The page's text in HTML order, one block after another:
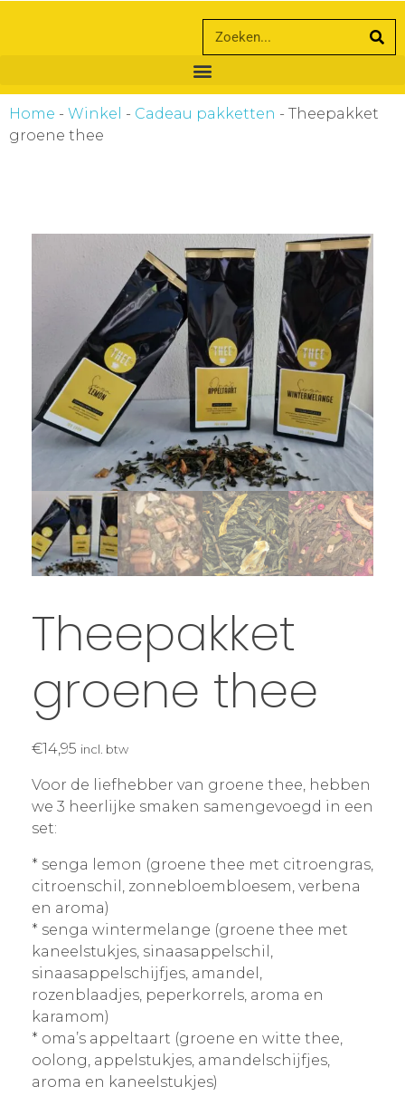
Home - Winkel - Cadeau pakketten - Theepakket
groene thee
Theepakket
groene thee
€14,95 incl. btw
Voor de liefhebber van groene thee, hebben
we 3 heerlijke smaken samengevoegd in een
set:
* senga lemon (groene thee met citroengras,
citroenschil, zonnebloembloesem, verbena
en aroma)
* senga wintermelange (groene thee met
kaneelstukjes, sinaasappelschil,
sinaasappelschijfjes, amandel,
rozenblaadjes, peperkorrels, aroma en
karamom)
* oma’s appeltaart (groene en witte thee,
oolong, appelstukjes, amandelschijfjes,
aroma en kaneelstukjes)